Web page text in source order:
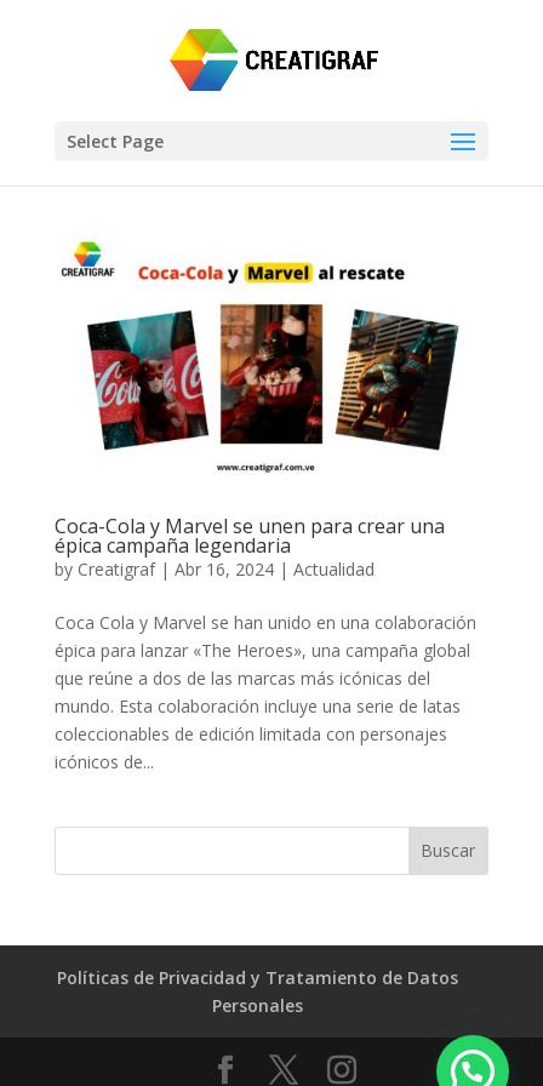
Select Page
Coca-Cola y Marvel se unen para crear una
épica campaña legendaria
by Creatigraf| Abr 16, 2024| Actualidad
Coca Cola y Marvel se han unido en una colaboración
épica para lanzar «The Heroes», una campaña global
que reúne a dos de las marcas más icónicas del
mundo. Esta colaboración incluye una serie de latas
coleccionables de edición limitada con personajes
icónicos de...
Políticas de Privacidad y Tratamiento de Datos
Personales